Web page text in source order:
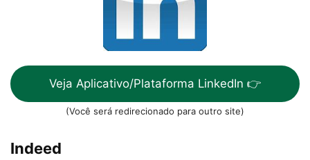
Veja Aplicativo/Plataforma LinkedIn 👉
(Você será redirecionado para outro site)
Indeed